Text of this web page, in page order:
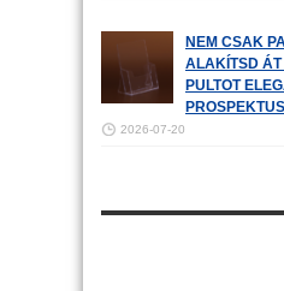
NEM CSAK
ALAKÍTSD
PULTOT
2026-07-20